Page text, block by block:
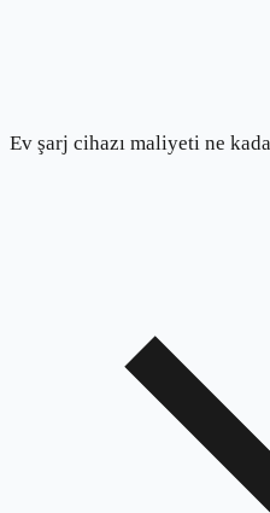
Ev şarj cihazı maliyeti ne